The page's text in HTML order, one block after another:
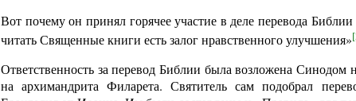
Вот почему он принял горячее участие в деле перевода
читать Священные книги есть залог нравственного улучшения»
Ответственность за перевод Библии была возложена
на архимандрита Филарета. Святитель сам подобрал